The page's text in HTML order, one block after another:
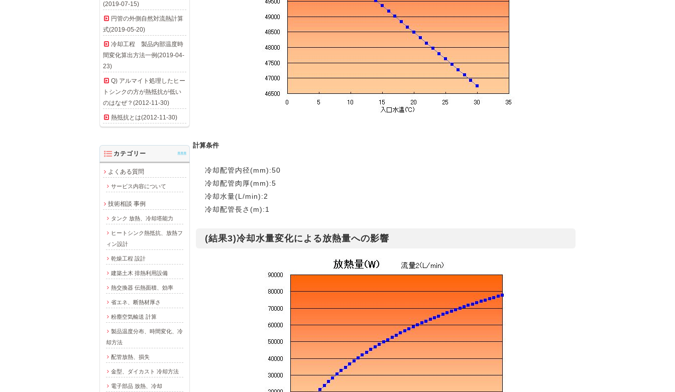
計算条件
冷却配管内径(mm):50
冷却配管肉厚(mm):5
冷却水量(L/min):2
冷却配管長さ(m):1
(結果3)冷却水量変化による放熱量への影響
(2019-07-15)
円管の外側自然対流熱計算
式(2019-05-20)
冷却工程 製品内部温度時
間変化算出方法一例(2019-04-
23)
Q) アルマイト処理したヒー
トシンクの方が熱抵抗が低い
のはなぜ？(2012-11-30)
熱抵抗とは(2012-11-30)
カテゴリー AAA
よくある質問
サービス内容について
技術相談 事例
タンク 放熱、冷却塔能力
ヒートシンク熱抵抗、放熱フ
ィン設計
乾燥工程 設計
建築土木 排熱利用設備
熱交換器 伝熱面積、効率
省エネ、断熱材厚さ
粉塵空気輸送 計算
製品温度分布、時間変化、冷
却方法
配管放熱、損失
金型、ダイカスト 冷却方法
電子部品 放熱、冷却